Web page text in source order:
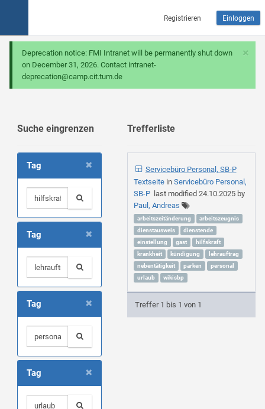
Registrieren Einloggen
×
Deprecation notice: FMI Intranet will be permanently shut down
on December 31, 2026. Contact intranet-
deprecation@camp.cit.tum.de
Suche eingrenzen
×
Tag
×
Tag
×
Tag
×
Tag
Trefferliste
Servicebüro Personal, SB-P
Textseite in Servicebüro Personal,
SB-Plast modified 24.10.2025by
Paul, Andreas
arbeitszeitänderung
arbeitszeugnis
dienstausweis
dienstende
einstellung
gast
hilfskraft
krankheit
kündigung
lehrauftrag
nebentätigkeit
parken
personal
urlaub
wikisbp
Treffer 1 bis 1 von 1